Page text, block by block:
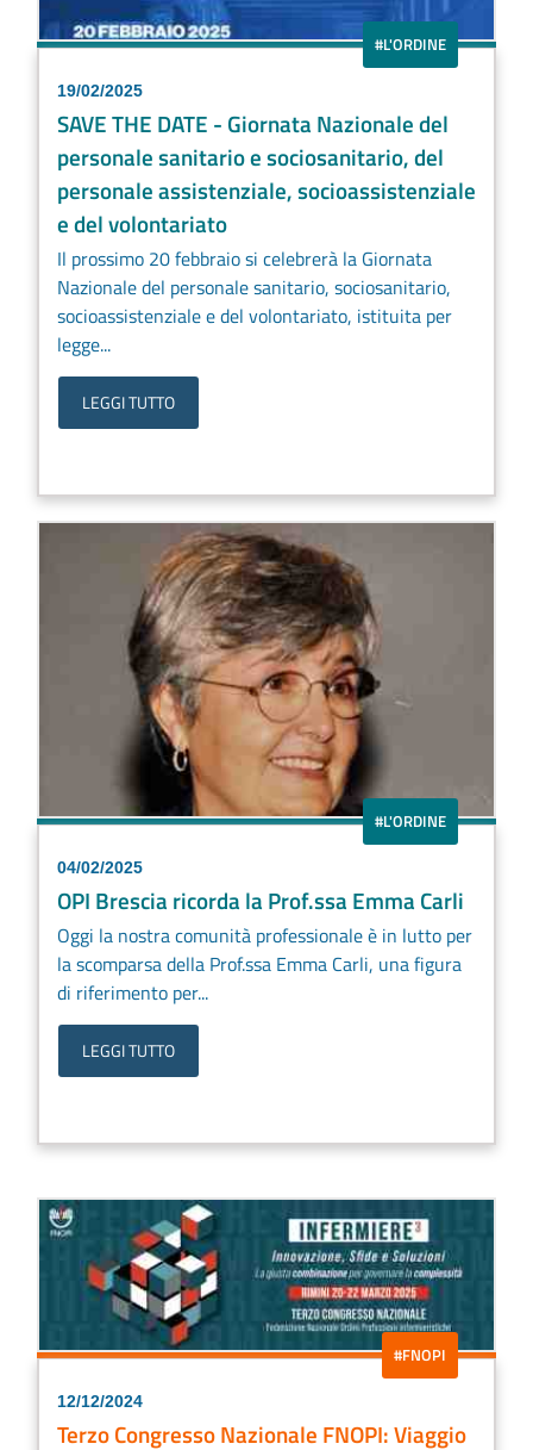
#L'ORDINE
19/02/2025
SAVE THE DATE - Giornata Nazionale del
personale sanitario e sociosanitario, del
personale assistenziale, socioassistenziale
e del volontariato
Il prossimo 20 febbraio si celebrerà la Giornata
Nazionale del personale sanitario, sociosanitario,
socioassistenziale e del volontariato, istituita per
legge...
LEGGI TUTTO
#L'ORDINE
04/02/2025
OPI Brescia ricorda la Prof.ssa Emma Carli
Oggi la nostra comunità professionale è in lutto per
la scomparsa della Prof.ssa Emma Carli, una figura
di riferimento per...
LEGGI TUTTO
#FNOPI
12/12/2024
Terzo Congresso Nazionale FNOPI: Viaggio